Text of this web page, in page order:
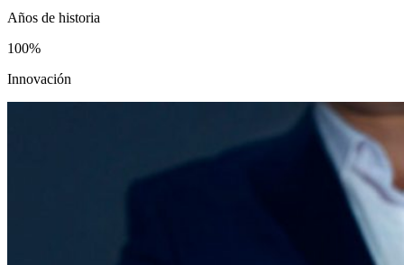
Años de historia
100%
Innovación